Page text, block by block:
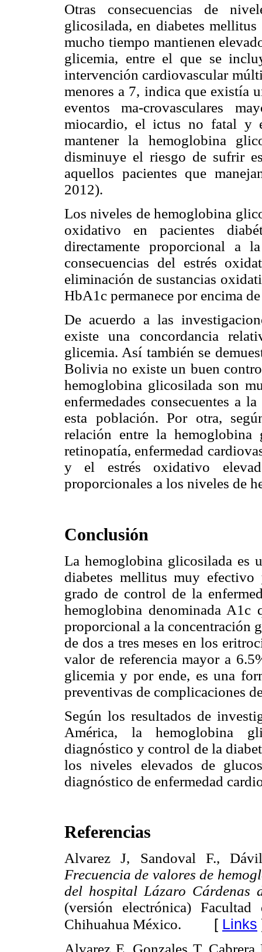
Otras consecuencias de
glicosilada, en diabetes
mucho tiempo mantienen
glicemia, entre el que se
intervención cardiovascular
menores a 7, indica que existía
eventos ma-crovasculares
miocardio, el ictus no fatal y
mantener la hemoglobina
disminuye el riesgo de sufrir
aquellos pacientes que
2012).
Los niveles de hemoglobina
oxidativo en pacientes
directamente proporcional a
consecuencias del estrés
eliminación de sustancias
HbA1c permanece por encima
De acuerdo a las
existe una concordancia
glicemia. Así también se
Bolivia no existe un buen
hemoglobina glicosilada son
enfermedades consecuentes a
esta población. Por otra,
relación entre la hemoglobina
retinopatía, enfermedad
y el estrés oxidativo
proporcionales a los niveles de
Conclusión
La hemoglobina glicosilada es
diabetes mellitus muy
grado de control de la
hemoglobina denominada A1c
proporcional a la concentración
de dos a tres meses en los
valor de referencia mayor a
glicemia y por ende, es una
preventivas de complicaciones
Según los resultados de
América, la hemoglobina
diagnóstico y control de la
los niveles elevados de
diagnóstico de enfermedad
Referencias
Alvarez J, Sandoval F.,
Frecuencia de valores de
del hospital Lázaro Cárdenas
(versión electrónica)
Chihuahua México. [ Links
Alvarez E. Gonzales T,